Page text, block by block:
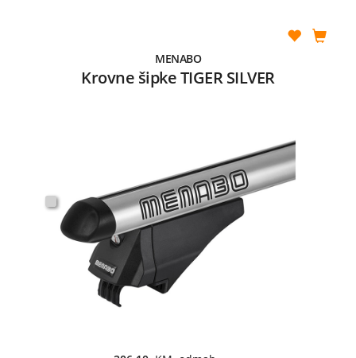
MENABO
Krovne šipke TIGER SILVER